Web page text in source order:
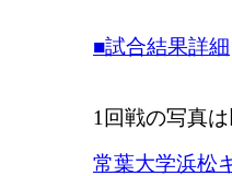
■試合結果詳細
1回戦の写真
常葉大学浜松